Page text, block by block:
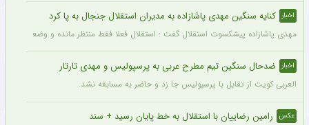
اخبار کنایه سنگین مهدی پاشازاده به مدیران استقلال جنجال به پا کرد
مهدی پاشازاده پیشکسوت استقلال گفت : استقلال فعلا فقط منتظر مانده و وضعیت
اخبار ضدحال سنگین تیم مطرح عربی به پرسپولیس و مهدی تارتار
العربی کویت از تقابل با پرسپولیس جا زد و حاضر به مسابقه نشد.
عکس رامین رضاییان با استقلال به خط پایان رسید + سند